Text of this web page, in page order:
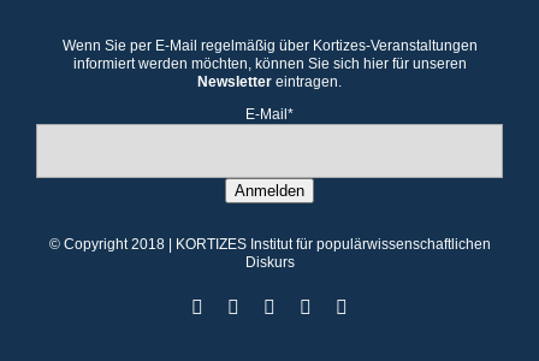
Wenn Sie per E-Mail regelmäßig über Kortizes-Veranstaltungen
informiert werden möchten, können Sie sich hier für unseren
Newsletter eintragen.
E-Mail*
Anmelden
© Copyright 2018 | KORTIZES Institut für populärwissenschaftlichen
Diskurs
Facebook InstagramYouTube